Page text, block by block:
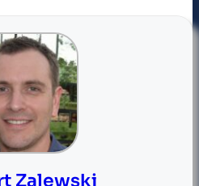
Zalewski